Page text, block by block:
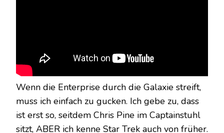
Wenn die Enterprise durch die Galaxie streift,
muss ich einfach zu gucken. Ich gebe zu, dass
ist erst so, seitdem Chris Pine im Captainstuhl
sitzt, ABER ich kenne Star Trek auch von früher.